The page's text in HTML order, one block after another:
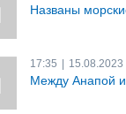
Названы
17:35 | 15.08.2023
Между Анапой и